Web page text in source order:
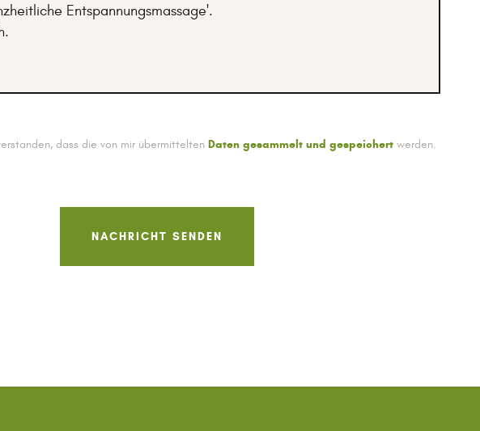
dass die von mir übermitteltenDaten gesammelt und gespeichert werden.